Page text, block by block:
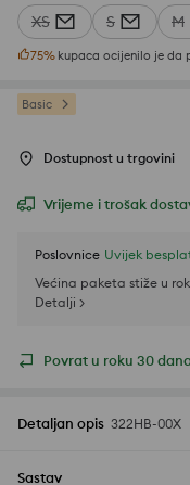
XS S M
75% kupaca ocijenilo je da
Basic
Dostupnost u trgovini
Vrijeme i trošak
Poslovnice Uvijek
Većina paketa stiže u
Detalji >
Povrat u roku 30 dana
Detaljan opis 322HB-00X
Sastav